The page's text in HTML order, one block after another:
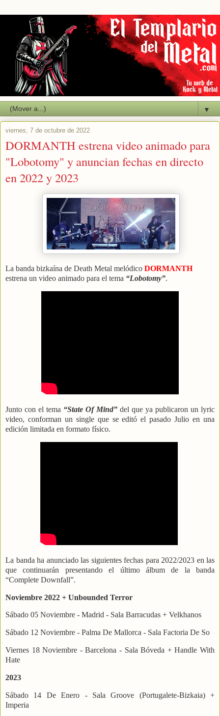
▼
viernes, 7 de octubre de 2022
DORMANTH estrena video animado para
"Lobotomy" y anuncian fechas en directo
en 2022 y 2023
La banda bizkaína de Death Metal melódico DORMANTH
estrena un video animado para el tema “Lobotomy”.
Junto con el tema “State Of Mind” del que ya publicaron un lyric
video, conforman un single que se editó el pasado Julio en una
edición limitada en formato físico.
La banda ha anunciado las siguientes fechas para 2022/2023 en las
que continuarán presentando el último álbum de la banda
“Complete Downfall”.
Noviembre 2022 + Unbounded Terror
Sábado 05 Noviembre - Madrid - Sala Barracudas + Velkhanos
Sábado 12 Noviembre - Palma De Mallorca - Sala Factoria De So
Viernes 18 Noviembre - Barcelona - Sala Bóveda + Handle With
Hate
2023
Sábado 14 De Enero - Sala Groove (Portugalete-Bizkaia) +
Imperia